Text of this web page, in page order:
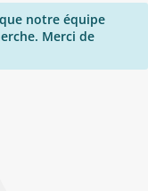
notre équipe
Merci de